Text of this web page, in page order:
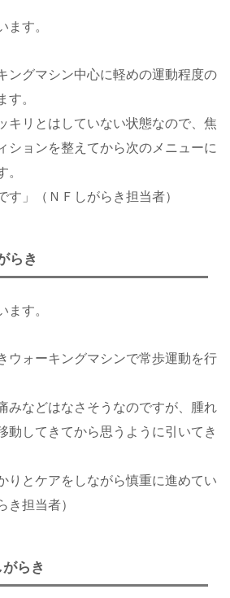
ます。
ングマシン中心に軽めの運動程度の
す。
キリとはしていない状態なので、焦
ションを整えてから次のメニューに
。
す」（ＮＦしがらき担当者）
らき
ます。
ウォーキングマシンで常歩運動を行
みなどはなさそうなのですが、腫れ
動してきてから思うように引いてき
りとケアをしながら慎重に進めてい
き担当者）
らき